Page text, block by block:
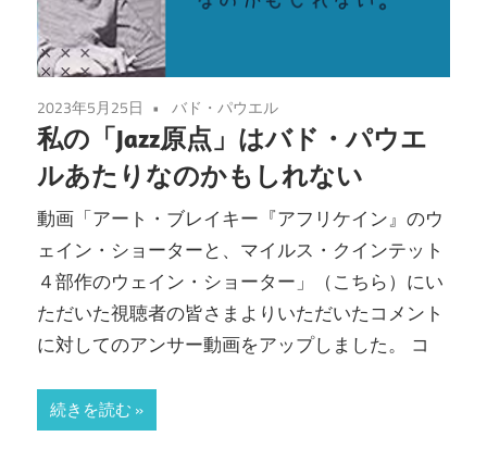
2023年5月25日 バド・パウエル
私の「Jazz原点」はバド・パウエ
ルあたりなのかもしれない
動画「アート・ブレイキー『アフリケイン』のウ
ェイン・ショーターと、マイルス・クインテット
４部作のウェイン・ショーター」（こちら）にい
ただいた視聴者の皆さまよりいただいたコメント
に対してのアンサー動画をアップしました。 コ
続きを読む